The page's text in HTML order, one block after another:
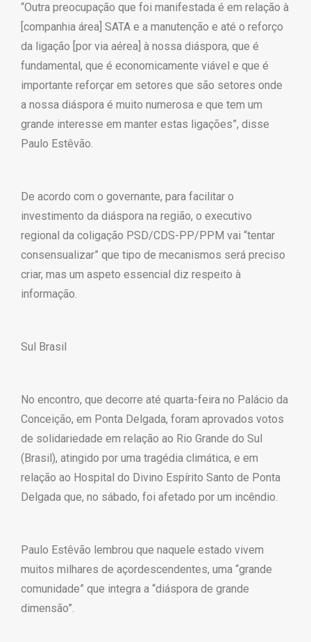
“Outra preocupação que foi manifestada é em relação à
[companhia área] SATA e a manutenção e até o reforço
da ligação [por via aérea] à nossa diáspora, que é
fundamental, que é economicamente viável e que é
importante reforçar em setores que são setores onde
a nossa diáspora é muito numerosa e que tem um
grande interesse em manter estas ligações”, disse
Paulo Estêvão.
De acordo com o governante, para facilitar o
investimento da diáspora na região, o executivo
regional da coligação PSD/CDS-PP/PPM vai “tentar
consensualizar” que tipo de mecanismos será preciso
criar, mas um aspeto essencial diz respeito à
informação.
Sul Brasil
No encontro, que decorre até quarta-feira no Palácio da
Conceição, em Ponta Delgada, foram aprovados votos
de solidariedade em relação ao Rio Grande do Sul
(Brasil), atingido por uma tragédia climática, e em
relação ao Hospital do Divino Espírito Santo de Ponta
Delgada que, no sábado, foi afetado por um incêndio.
Paulo Estêvão lembrou que naquele estado vivem
muitos milhares de açordescendentes, uma “grande
comunidade” que integra a “diáspora de grande
dimensão”.